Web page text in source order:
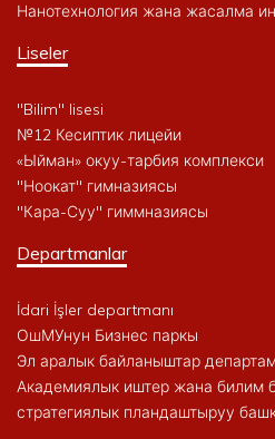
Нанотехнология жана жасалма
Liseler
"Bilim" lisesi
№12 Кесиптик лицейи
«Ыйман» окуу-тарбия комплекси
"Ноокат" гимназиясы
"Кара-Суу" гиммназиясы
Departmanlar
İdari İşler departmanı
ОшМУнун Бизнес паркы
Эл аралык байланыштар
Академиялык иштер жана билим
стратегиялык пландаштыруу